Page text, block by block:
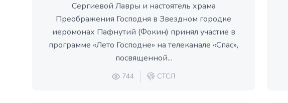
Сергиевой Лавры и настоятель храма
Преображения Господня в Звездном городке
иеромонах Пафнутий (Фокин) принял участие в
программе «Лето Господне» на телеканале «Спас»,
посвященной...
744 СТСЛ